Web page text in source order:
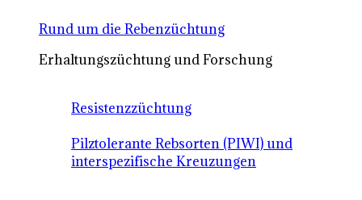
Rund um die Rebenzüchtung
Erhaltungszüchtung und Forschung
Resistenzzüchtung
Pilztolerante Rebsorten (PIWI) und
interspezifische Kreuzungen